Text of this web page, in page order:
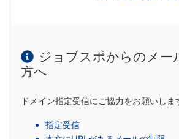
ジョブスポからのメー
方へ
ドメイン指定受信にご協力をお願いしま
指定受信